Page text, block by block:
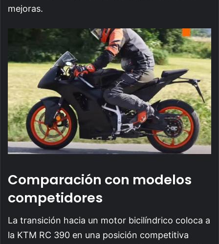
mejoras.
Comparación con modelos
competidores
La transición hacia un motor bicilíndrico coloca a
la KTM RC 390 en una posición competitiva